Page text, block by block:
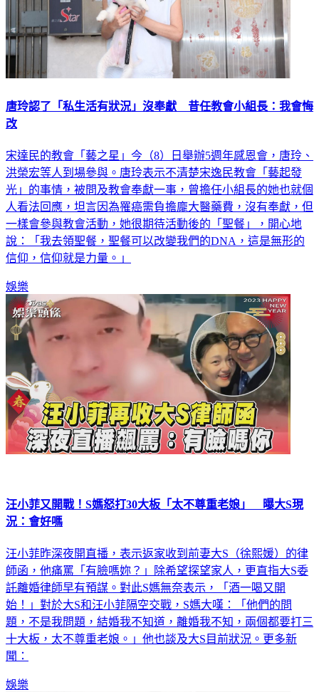
唐玲認了「私生活有狀況」沒奉獻 昔任教會小組長：我會悔
改
宋達民的教會「藝之星」今（8）日舉辦5週年感恩會，唐玲、
洪榮宏等人到場參與。唐玲表示不清楚宋逸民教會「藝起發
光」的事情，被問及教會奉獻一事，曾擔任小組長的她也就個
人看法回應，坦言因為罹癌需負擔龐大醫藥費，沒有奉獻，但
一樣會參與教會活動，她很期待活動後的「聖餐」，開心地
說：「我去領聖餐，聖餐可以改變我們的DNA，這是無形的
信仰，信仰就是力量。」
娛樂
汪小菲又開戰！S媽怒打30大板「太不尊重老娘」 曝大S現
況：會好嗎
汪小菲昨深夜開直播，表示返家收到前妻大S（徐熙媛）的律
師函，他痛罵「有臉嗎妳？」除希望探望家人，更直指大S委
託離婚律師早有預謀。對此S媽無奈表示，「酒一喝又開
始！」對於大S和汪小菲隔空交戰，S媽大嘆：「他們的問
題，不是我問題，結婚我不知道，離婚我不知，兩個都要打三
十大板，太不尊重老娘。」他也談及大S目前狀況。更多新
聞：
娛樂